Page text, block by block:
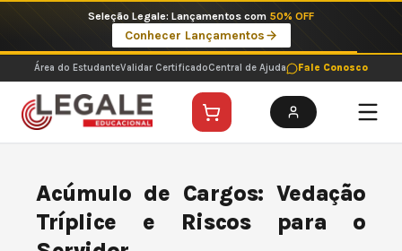
o
conteúdo
Imperdíveis no Pix: Pós Selecionadas a 199 reais no pix em parcela única
Ver ofertas
Área do EstudanteValidar CertificadoCentral de Ajuda Fale Conosco
Acúmulo de Cargos: Vedação
Tríplice e Riscos para o